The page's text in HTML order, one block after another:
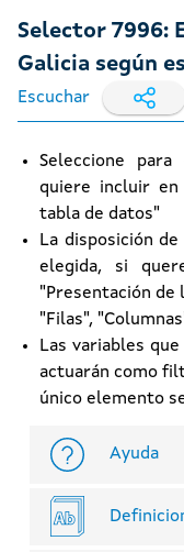
Selector 7996:
Galicia según
Escuchar
Seleccione
quiere incluir
tabla de datos"
La disposición
elegida, si
"Presentación de
"Filas",
Las variables
actuarán como
único elemento
Ayuda